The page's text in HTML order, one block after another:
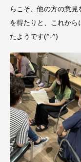
らこそ、他の方の意見
を得たりと、これから
たようです(^-^)